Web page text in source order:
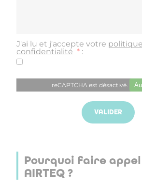
J'ai lu et j'accepte votre
confidentialité *:
reCAPTCHA est désactivé.
Pourquoi faire
AIRTEQ ?